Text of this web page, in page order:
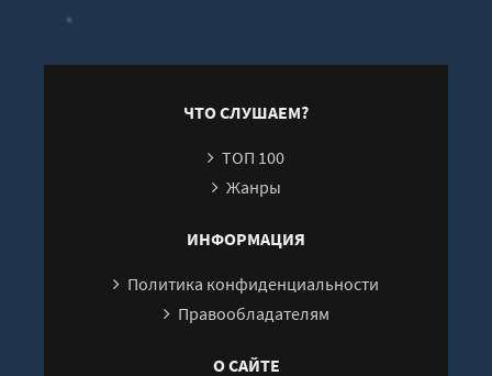
ЧТО СЛУШАЕМ?
ТОП 100
Жанры
ИНФОРМАЦИЯ
Политика конфиденциальности
Правообладателям
О САЙТЕ